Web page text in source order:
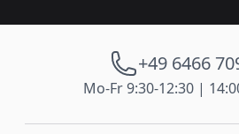
+49 6466
Mo-Fr 9:30-12:30 |